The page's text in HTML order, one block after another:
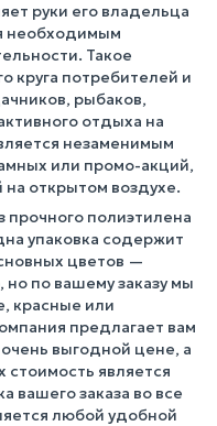
руки его владельца
необходимым
Такое
круга потребителей и
рыбаков,
отдыха на
незаменимым
или промо-акций,
открытом воздухе.
полиэтилена
упаковка содержит
цветов —
но по вашему заказу мы
красные или
предлагает вам
выгодной цене, а
стоимость является
вашего заказа во все
любой удобной